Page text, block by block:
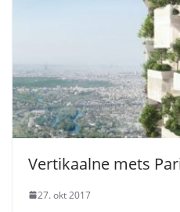
Vertikaalne mets
27. okt 2017